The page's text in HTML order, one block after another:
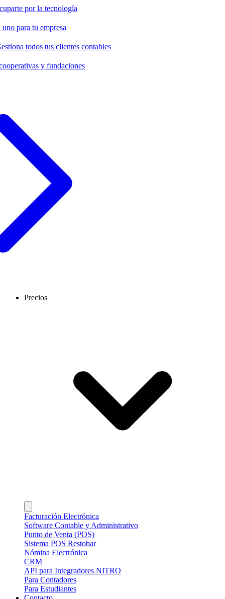
por la tecnología
para tu empresa
todos tus clientes contables
y fundaciones
Precios
Facturación Electrónica
Software Contable y Administrativo
Punto de Venta (POS)
Sistema POS Restobar
Nómina Electrónica
CRM
API para Integradores NITRO
Para Contadores
Para Estudiantes